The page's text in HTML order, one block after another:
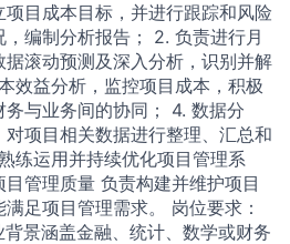
目成本目标，并进行跟踪和风险
编制分析报告； 2. 负责进行月
滚动预测及深入分析，识别并解
效益分析，监控项目成本，积极
与业务间的协同； 4. 数据分
项目相关数据进行整理、汇总和
练运用并持续优化项目管理系
管理质量 负责构建并维护项目
足项目管理需求。 岗位要求：
景涵盖金融、统计、数学或财务